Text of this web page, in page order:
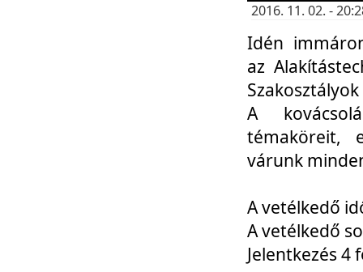
2016. 11. 02. -
Idén
az
A
témaköreit,
várunk
A vetélkedő
A vetélkedő
Jelentkezés 4